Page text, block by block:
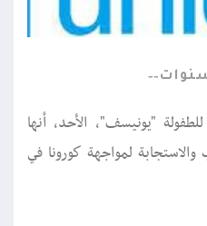
"يونيسف"، الأحد، أنها
لمواجهة كورونا في